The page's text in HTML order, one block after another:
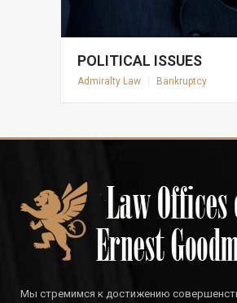
POLITICAL ISSUES
Admiralty Law Bankruptcy
Мы стремимся к достижению